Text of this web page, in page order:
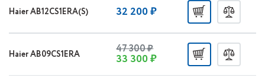
Haier AB12CS1ERA(S) 32 200 ₽
Haier AB09CS1ERA 47 300 ₽
33 300 ₽